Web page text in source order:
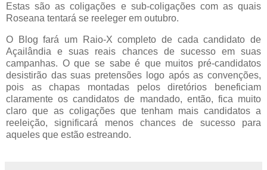
Estas são as coligações e sub-coligações com as quais
Roseana tentará se reeleger em outubro.
O Blog fará um Raio-X completo de cada candidato de
Açailândia e suas reais chances de sucesso em suas
campanhas. O que se sabe é que muitos pré-candidatos
desistirão das suas pretensões logo após as convenções,
pois as chapas montadas pelos diretórios beneficiam
claramente os candidatos de mandado, então, fica muito
claro que as coligações que tenham mais candidatos a
reeleição, significará menos chances de sucesso para
aqueles que estão estreando.